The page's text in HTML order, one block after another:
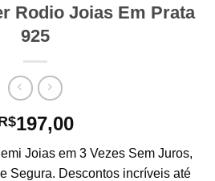
Rodio Joias Em Prata
925
197,00
Joias em 3 Vezes Sem Juros,
Segura. Descontos incríveis até